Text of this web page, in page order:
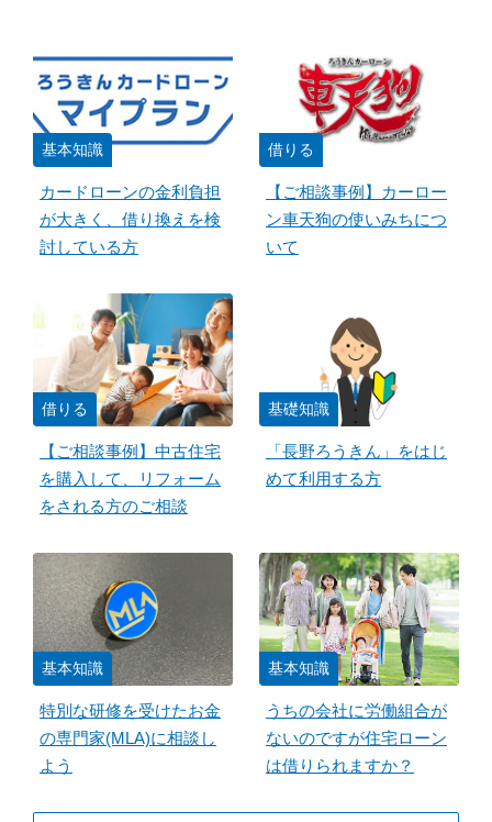
基本知識
カードローンの金利負担
が大きく、借り換えを検
討している方
借りる
【ご相談事例】カーロー
ン車天狗の使いみちにつ
いて
借りる
【ご相談事例】中古住宅
を購入して、リフォーム
をされる方のご相談
基礎知識
「長野ろうきん」をはじ
めて利用する方
基本知識
特別な研修を受けたお金
の専門家(MLA)に相談し
よう
基本知識
うちの会社に労働組合が
ないのですが住宅ローン
は借りられますか？